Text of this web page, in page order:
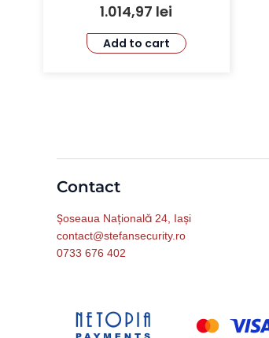
Protecție IP67
1.014,97 lei
Add to cart
Contact
Șoseaua Națională 24, Iași
contact@stefansecurity.ro
0733 676 402